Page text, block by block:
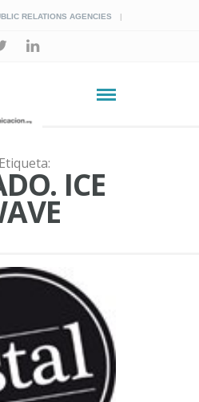
RELATIONS AGENCIES
Etiqueta:
ICE